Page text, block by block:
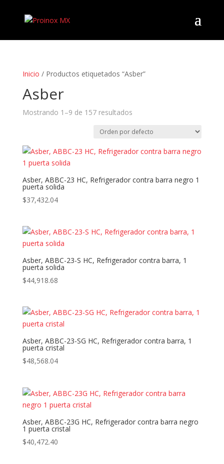
Inicio / Productos etiquetados “Asber”
Asber
Mostrando 1–9 de 157 resultados
Asber, ABBC-23 HC, Refrigerador contra barra negro 1
puerta solida
$37,432.04
Asber, ABBC-23-S HC, Refrigerador contra barra, 1
puerta solida
$44,918.68
Asber, ABBC-23-SG HC, Refrigerador contra barra, 1
puerta cristal
$48,568.04
Asber, ABBC-23G HC, Refrigerador contra barra negro
1 puerta cristal
$40,472.40